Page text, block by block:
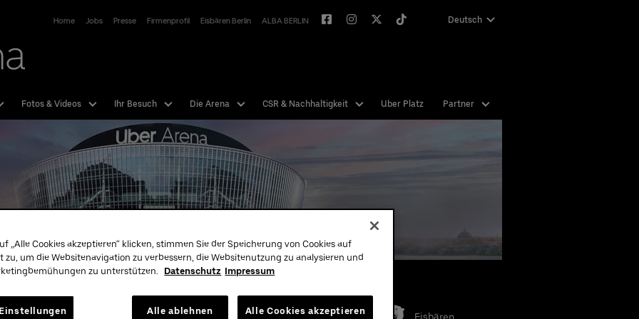
Fotos & Videos Ihr Besuch Die Arena CSR & Nachhaltigkeit Uber Platz Partner
Home Jobs Presse Firmenprofil Eisbären Berlin ALBA BERLIN Deutsch
Hotline:
01806 - 570070
„Alle Cookies akzeptieren“ klicken, stimmen Sie der Speicherung von Cookies auf
zu, um die Websitenavigation zu verbessern, die Websitenutzung zu analysieren und
zu unterstützen.
Datenschutz Impressum
Alle ablehnen Alle Cookies akzeptieren